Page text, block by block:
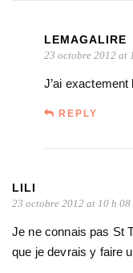
LEMAGALIRE
23 octobre 2012 at
J’ai
REPLY
LILI
23 octobre 2012 at 10 h 08
Je ne connais pas St
que je devrais y faire